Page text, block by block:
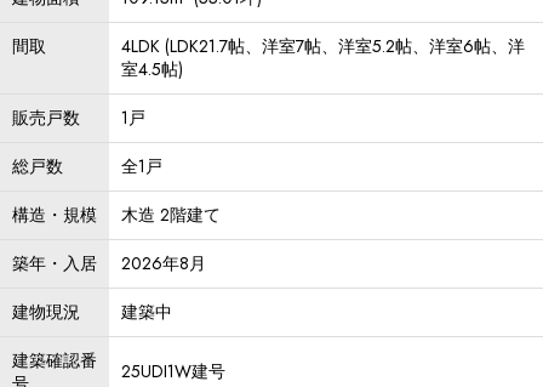
間取
4LDK (LDK21.7帖、洋室7帖、洋室5.2帖、洋室6帖、洋
室4.5帖)
販売戸数
1戸
総戸数
全1戸
構造・規模
木造 2階建て
築年・入居
2026年8月
建物現況
建築中
建築確認番
25UDI1W建号